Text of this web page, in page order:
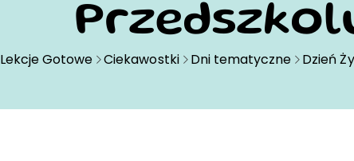
Lekcje Gotowe Ciekawostki Dni tematyczne Dzień